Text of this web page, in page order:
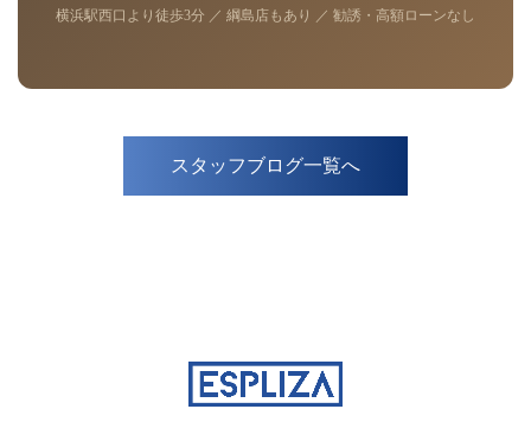
横浜駅西口より徒歩3分 ／ 綱島店もあり ／ 勧誘・高額ローンなし
スタッフブログ一覧へ